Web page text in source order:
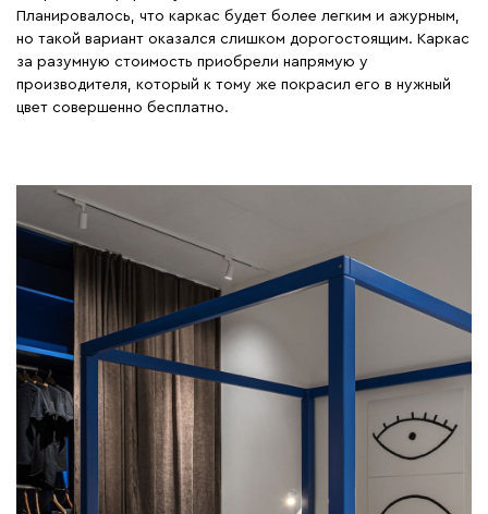
Планировалось, что каркас будет более легким и ажурным,
но такой вариант оказался слишком дорогостоящим. Каркас
за разумную стоимость приобрели напрямую у
производителя, который к тому же покрасил его в нужный
цвет совершенно бесплатно.